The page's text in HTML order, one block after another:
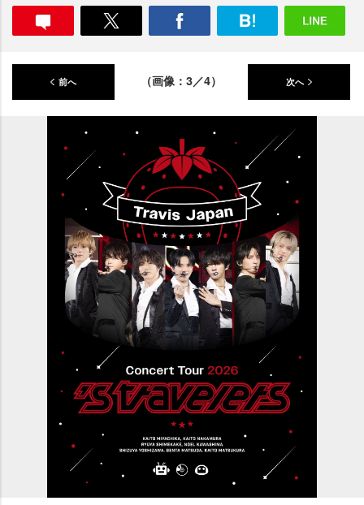
前へ （画像：3／4） 次へ